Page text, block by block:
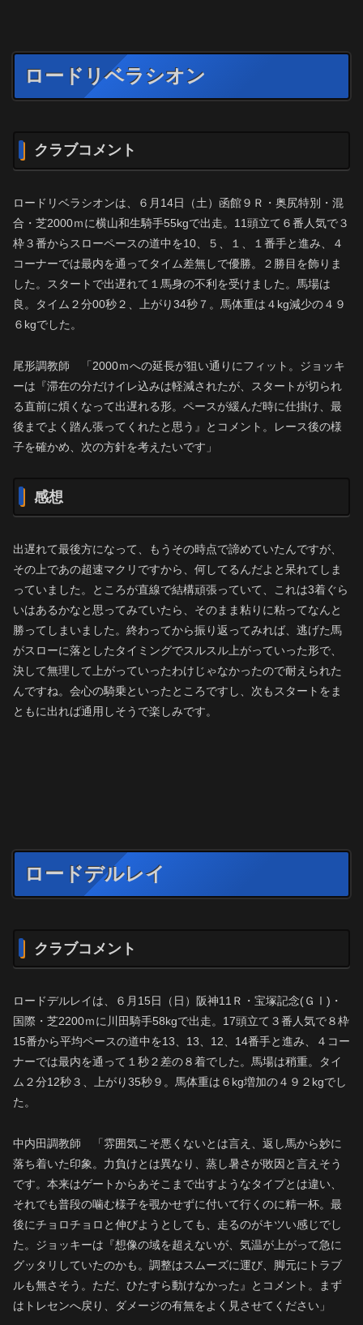
ロードリベラシオン
クラブコメント
ロードリベラシオンは、６月14日（土）函館９Ｒ・奥尻特別・混
合・芝2000ｍに横山和生騎手55kgで出走。11頭立て６番人気で３
枠３番からスローペースの道中を10、５、１、１番手と進み、４
コーナーでは最内を通ってタイム差無しで優勝。２勝目を飾りま
した。スタートで出遅れて１馬身の不利を受けました。馬場は
良。タイム２分00秒２、上がり34秒７。馬体重は４kg減少の４９
６kgでした。
尾形調教師 「2000ｍへの延長が狙い通りにフィット。ジョッキ
ーは『滞在の分だけイレ込みは軽減されたが、スタートが切られ
る直前に煩くなって出遅れる形。ペースが緩んだ時に仕掛け、最
後までよく踏ん張ってくれたと思う』とコメント。レース後の様
子を確かめ、次の方針を考えたいです」
感想
出遅れて最後方になって、もうその時点で諦めていたんですが、
その上であの超速マクリですから、何してるんだよと呆れてしま
っていました。ところが直線で結構頑張っていて、これは3着ぐら
いはあるかなと思ってみていたら、そのまま粘りに粘ってなんと
勝ってしまいました。終わってから振り返ってみれば、逃げた馬
がスローに落としたタイミングでスルスル上がっていった形で、
決して無理して上がっていったわけじゃなかったので耐えられた
んですね。会心の騎乗といったところですし、次もスタートをま
ともに出れば通用しそうで楽しみです。
ロードデルレイ
クラブコメント
ロードデルレイは、６月15日（日）阪神11Ｒ・宝塚記念(ＧⅠ)・
国際・芝2200ｍに川田騎手58kgで出走。17頭立て３番人気で８枠
15番から平均ペースの道中を13、13、12、14番手と進み、４コー
ナーでは最内を通って１秒２差の８着でした。馬場は稍重。タイ
ム２分12秒３、上がり35秒９。馬体重は６kg増加の４９２kgでし
た。
中内田調教師 「雰囲気こそ悪くないとは言え、返し馬から妙に
落ち着いた印象。力負けとは異なり、蒸し暑さが敗因と言えそう
です。本来はゲートからあそこまで出すようなタイプとは違い、
それでも普段の噛む様子を覗かせずに付いて行くのに精一杯。最
後にチョロチョロと伸びようとしても、走るのがキツい感じでし
た。ジョッキーは『想像の域を超えないが、気温が上がって急に
グッタリしていたのかも。調整はスムーズに運び、脚元にトラブ
ルも無さそう。ただ、ひたすら動けなかった』とコメント。まず
はトレセンへ戻り、ダメージの有無をよく見させてください」